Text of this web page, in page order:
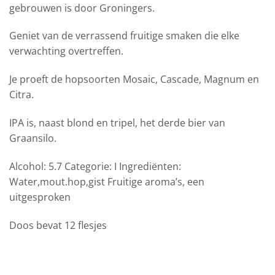
gebrouwen is door Groningers.
Geniet van de verrassend fruitige smaken die elke
verwachting overtreffen.
Je proeft de hopsoorten Mosaic, Cascade, Magnum en
Citra.
IPA is, naast blond en tripel, het derde bier van
Graansilo.
Alcohol: 5.7 Categorie: I Ingrediënten:
Water,mout.hop,gist Fruitige aroma’s, een
uitgesproken
Doos bevat 12 flesjes